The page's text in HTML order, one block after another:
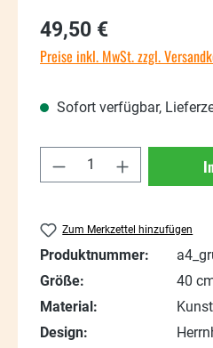
Regulärer Preis:
49,50 €
Preise inkl. MwSt. zzgl.
Sofort verfügbar,
Produkt Anzahl:
Zum Merkzettel hinzufügen
Produktnummer:
Größe:
40
Material:
Design: